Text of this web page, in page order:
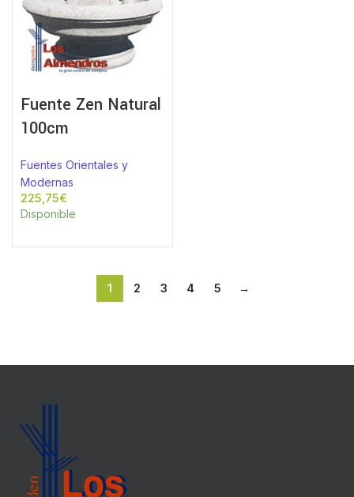
Fuente Zen Natural
100cm
Fuentes Orientales y
Modernas
€
Disponible
1 2 3 4 5 →